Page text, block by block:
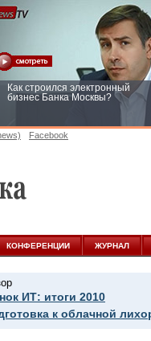
Как строился электронный
бизнес Банка Москвы?
Facebook
КОНФЕРЕНЦИИ ЖУРНАЛ
ИТ: итоги 2010
к облачной